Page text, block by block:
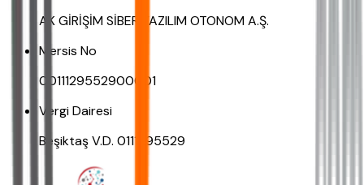
AK GİRİŞİM SİBER YAZILIM OTONOM A.Ş.
Mersis No
0011129552900001
Vergi Dairesi
Beşiktaş V.D. 0111295529